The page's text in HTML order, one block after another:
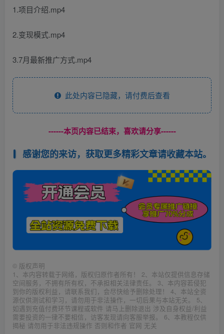
1.项目介绍.mp4
2.变现模式.mp4
3.7月最新推广方式.mp4
此处内容已隐藏，请付费后查看
------本页内容已结束，喜欢请分享------
感谢您的来访，获取更多精彩文章请收藏本站。
© 版权声明
1、本内容转载于网络，版权归原作者所有！ 2、本站仅提供信息存储
空间服务，不拥有所有权，不承担相关法律责任。 3、本内容若侵犯
到你的版权利益，请联系我们，会尽快给予删除处理！ 4、本站全资
源仅供测试和学习，请勿用于非法操作，一切后果与本站无关。 5、
如遇到充值付费环节课程或软件 请马上删除退出 涉及自身权益/利益
需要投资的一律不要相信，访客发现请向客服举报。 6、本教程仅供
揭秘 请勿用于非法违规操作 否则和作者 官网 无关